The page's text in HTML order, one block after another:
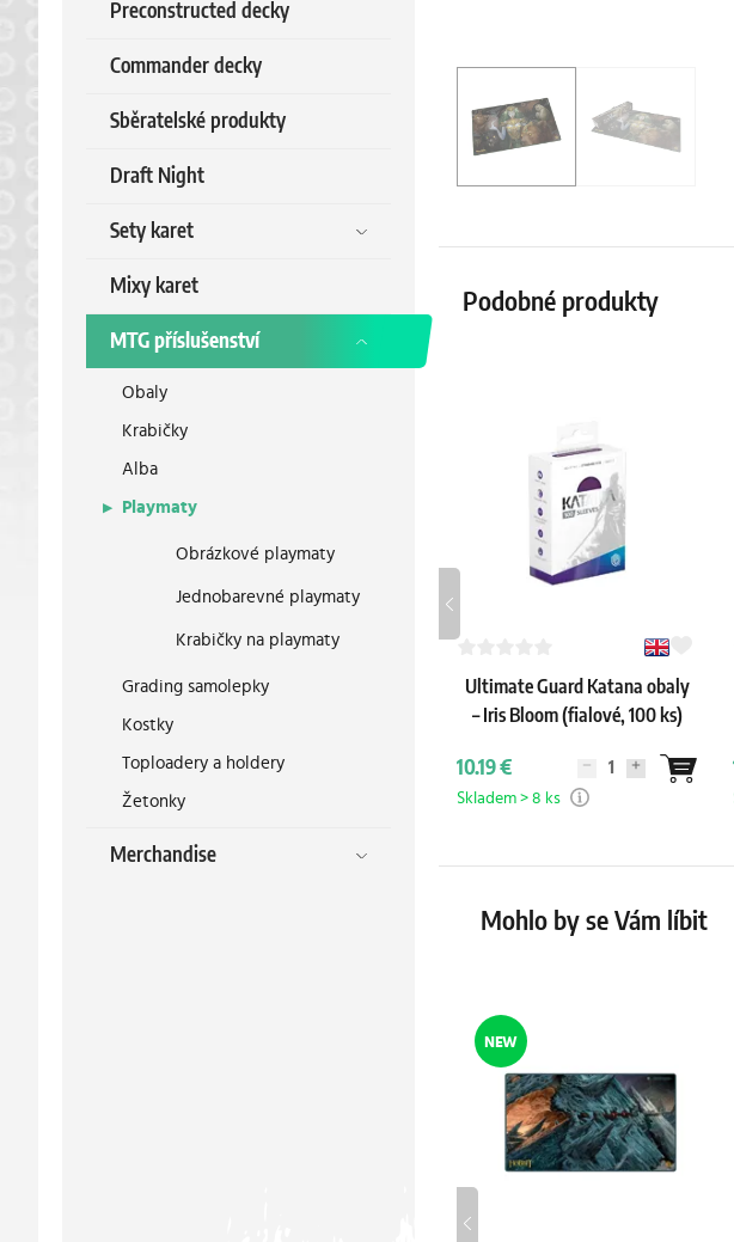
Preconstructed decky
Commander decky
Sběratelské produkty
Draft Night
Sety karet
Mixy karet
MTG příslušenství
Obaly
Krabičky
Alba
Playmaty
Obrázkové playmaty
Jednobarevné playmaty
Krabičky na playmaty
Grading samolepky
Kostky
Toploadery a holdery
Žetonky
Merchandise
Podobné produkty
Ultimate Guard Katana obaly
– Iris Bloom (fialové, 100 ks)
10.19 €
Skladem > 8 ks
Mohlo by se Vám líbit
NEW